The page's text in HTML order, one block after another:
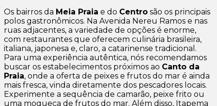
Os bairros da Meia Praia e do Centro são os principais
polos gastronômicos. Na Avenida Nereu Ramos e nas
ruas adjacentes, a variedade de opções é enorme,
com restaurantes que oferecem culinária brasileira,
italiana, japonesa e, claro, a catarinense tradicional.
Para uma experiência autêntica, nós recomendamos
buscar os estabelecimentos próximos ao Canto da
Praia, onde a oferta de peixes e frutos do mar é ainda
mais fresca, vinda diretamente dos pescadores locais.
Experimente a sequência de camarão, peixe frito ou
uma moqueca de frutos do mar. Além disso, Itapema